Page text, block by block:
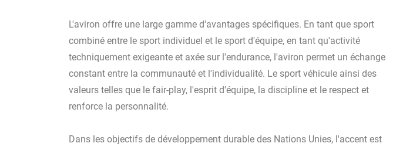
L'aviron offre une large gamme d'avantages spécifiques. En tant que sport
combiné entre le sport individuel et le sport d'équipe, en tant qu'activité
techniquement exigeante et axée sur l'endurance, l'aviron permet un échange
constant entre la communauté et l'individualité. Le sport véhicule ainsi des
valeurs telles que le fair-play, l'esprit d'équipe, la discipline et le respect et
renforce la personnalité.
Dans les objectifs de développement durable des Nations Unies, l'accent est